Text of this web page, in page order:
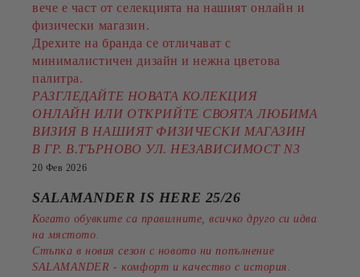
вече е част от селекцията на нашият онлайн и
физически магазин.
Дрехите на бранда се отличават с
минималистичен дизайн и нежна цветова
палитра.
РАЗГЛЕДАЙТЕ НОВАТА КОЛЕКЦИЯ
ОНЛАЙН ИЛИ ОТКРИЙТЕ СВОЯТА ЛЮБИМА
ВИЗИЯ В НАШИЯТ ФИЗИЧЕСКИ МАГАЗИН
В ГР. В.ТЪРНОВО УЛ. НЕЗАВИСИМОСТ N3
20 Фев 2026
SALAMANDER IS HERE 25/26
Когато обувките са правилните, всичко друго си идва
на мястото.
Стъпка в новия сезон с новото ни попълнение
SALAMANDER - комфорт и качество с история.